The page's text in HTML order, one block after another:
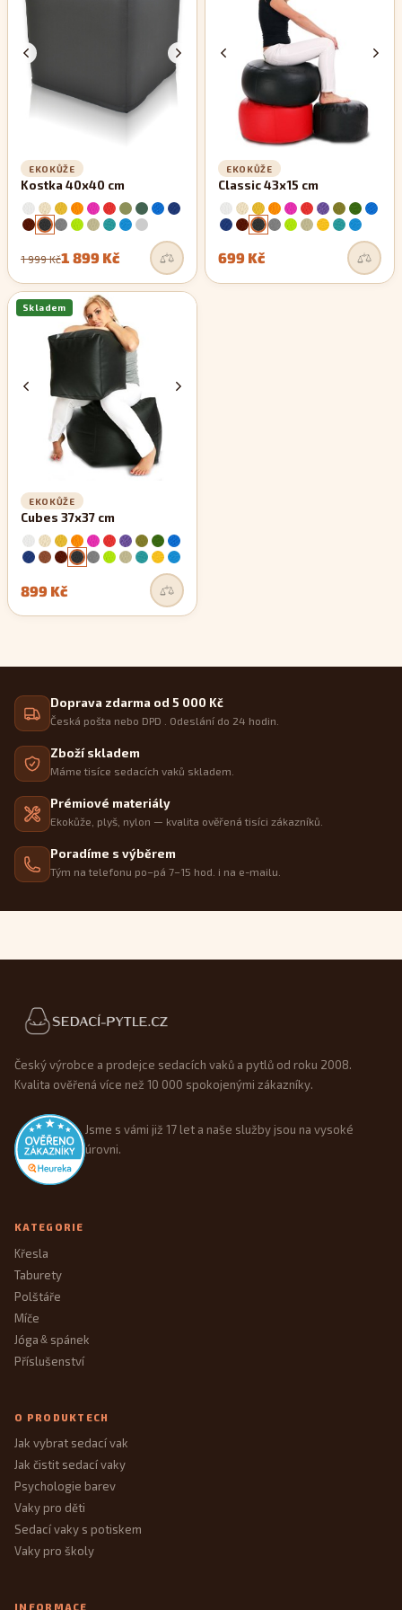
zachovávají si své rovné linie.
EKOKŮŽE
Kostka 40x40 cm
1 999 Kč1 899 Kč
EKOKŮŽE
Classic 43x15 cm
699 Kč
Skladem
EKOKŮŽE
Cubes 37x37 cm
899 Kč
Doprava zdarma od 5 000 Kč
Česká pošta nebo DPD . Odeslání do 24 hodin.
Zboží skladem
Máme tisíce sedacích vaků skladem.
Prémiové materiály
Ekokůže, plyš, nylon — kvalita ověřená tisíci zákazníků.
Poradíme s výběrem
Tým na telefonu po–pá 7–15 hod. i na e-mailu.
Patička webu
Český výrobce a prodejce sedacích vaků a pytlů od roku 2008.
Kvalita ověřená více než 10 000 spokojenými zákazníky.
Jsme s vámi již 17 let a naše služby jsou na vysoké
úrovni.
KATEGORIE
Křesla
Taburety
Polštáře
Míče
Jóga&spánek
Příslušenství
O PRODUKTECH
Jak vybrat sedací vak
Jak čistit sedací vaky
Psychologie barev
Vaky pro děti
Sedací vaky s potiskem
Vaky pro školy
INFORMACE